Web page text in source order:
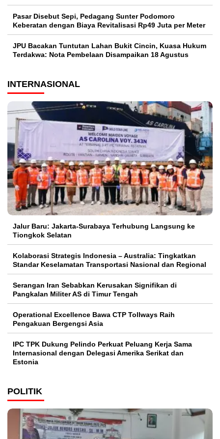
Pasar Disebut Sepi, Pedagang Sunter Podomoro
Keberatan dengan Biaya Revitalisasi Rp49 Juta per Meter
JPU Bacakan Tuntutan Lahan Bukit Cincin, Kuasa Hukum
Terdakwa: Nota Pembelaan Disampaikan 18 Agustus
INTERNASIONAL
Jalur Baru: Jakarta-Surabaya Terhubung Langsung ke
Tiongkok Selatan
Kolaborasi Strategis Indonesia – Australia: Tingkatkan
Standar Keselamatan Transportasi Nasional dan Regional
Serangan Iran Sebabkan Kerusakan Signifikan di
Pangkalan Militer AS di Timur Tengah
Operational Excellence Bawa CTP Tollways Raih
Pengakuan Bergengsi Asia
IPC TPK Dukung Pelindo Perkuat Peluang Kerja Sama
Internasional dengan Delegasi Amerika Serikat dan
Estonia
POLITIK